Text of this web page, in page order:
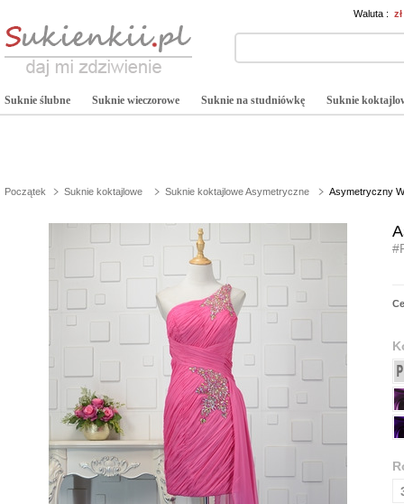
Waluta :
Suknie ślubne Suknie wieczorowe Suknie na studniówkę Suknie
Początek Suknie koktajlowe Suknie koktajlowe Asymetryczne Asymetryczny